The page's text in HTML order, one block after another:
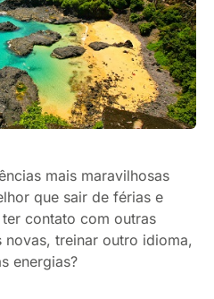
mais maravilhosas
que sair de férias e
contato com outras
treinar outro idioma,
energias?